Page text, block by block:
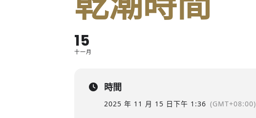
15
十一月
時間
2025 年 11 月 15 日下午 1:36 (GMT+08:00)